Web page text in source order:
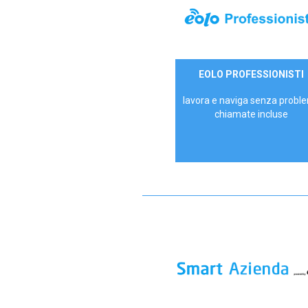
35,00 €/mese
EOLO PROFESSIONISTI
lavora e naviga senza
chiamate incluse